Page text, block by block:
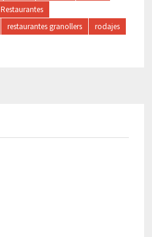
Restaurantes
restaurantes granollers
rodajes